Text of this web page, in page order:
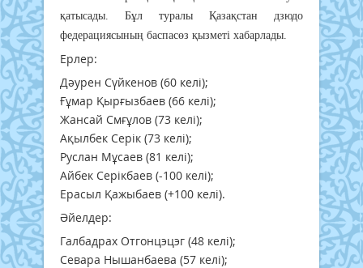
қатысады. Бұл туралы Қазақстан дзюдо
федерациясының баспасөз қызметі хабарлады.
Ерлер:
Дәурен Сүйкенов (60 келі);
Ғұмар Қырғызбаев (66 келі);
Жансай Смғұлов (73 келі);
Ақылбек Серік (73 келі);
Руслан Мұсаев (81 келі);
Айбек Серікбаев (-100 келі);
Ерасыл Қажыбаев (+100 келі).
Әйелдер:
Галбадрах Отгонцэцэг (48 келі);
Севара Нышанбаева (57 келі);